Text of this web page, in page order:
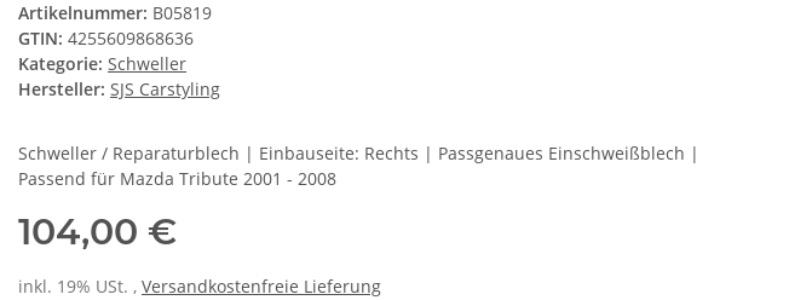
Artikelnummer: B05819
GTIN: 4255609868636
Kategorie: Schweller
Hersteller: SJS Carstyling
Schweller / Reparaturblech | Einbauseite: Rechts | Passgenaues Einschweißblech |
Passend für Mazda Tribute 2001 - 2008
104,00 €
inkl. 19% USt. , Versandkostenfreie Lieferung